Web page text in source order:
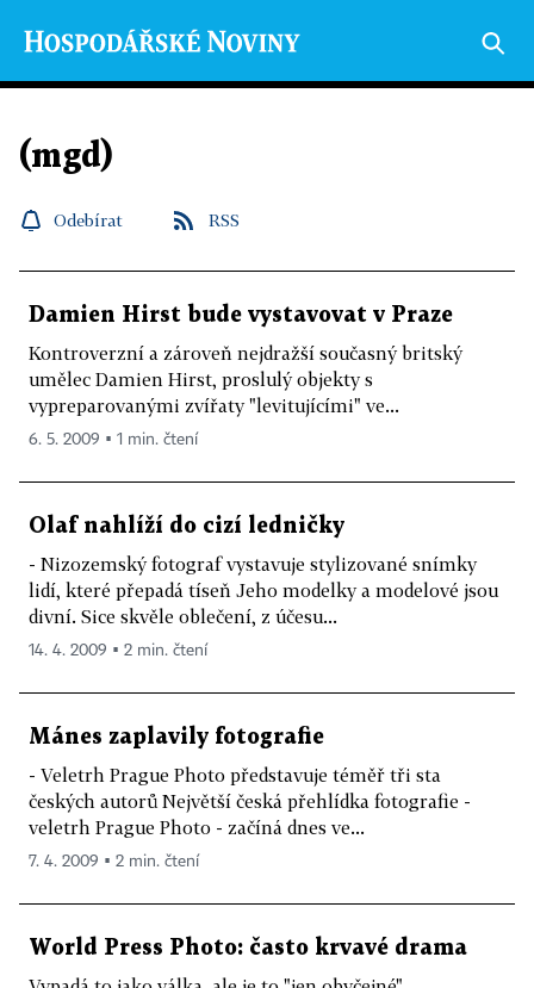
(mgd)
Odebírat RSS
Damien Hirst bude vystavovat v Praze
Kontroverzní a zároveň nejdražší současný britský
umělec Damien Hirst, proslulý objekty s
vypreparovanými zvířaty "levitujícími" ve...
6. 5. 2009 ▪ 1 min. čtení
Olaf nahlíží do cizí ledničky
- Nizozemský fotograf vystavuje stylizované snímky
lidí, které přepadá tíseň Jeho modelky a modelové jsou
divní. Sice skvěle oblečení, z účesu...
14. 4. 2009 ▪ 2 min. čtení
Mánes zaplavily fotografie
- Veletrh Prague Photo představuje téměř tři sta
českých autorů Největší česká přehlídka fotografie -
veletrh Prague Photo - začíná dnes ve...
7. 4. 2009 ▪ 2 min. čtení
World Press Photo: často krvavé drama